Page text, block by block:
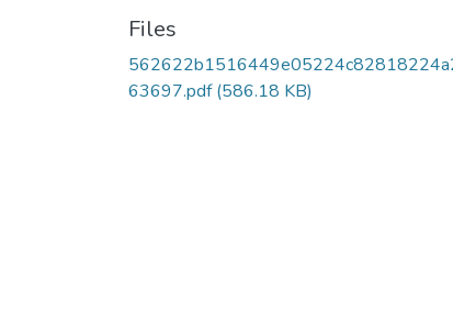
Files
63697.pdf(586.18 KB)